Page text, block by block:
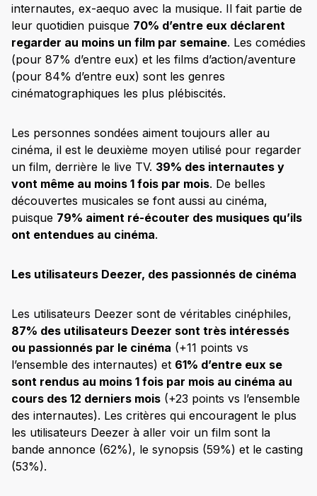
internautes, ex-aequo avec la musique. Il fait partie de
leur quotidien puisque 70% d’entre eux déclarent
regarder au moins un film par semaine. Les comédies
(pour 87% d’entre eux) et les films d’action/aventure
(pour 84% d’entre eux) sont les genres
cinématographiques les plus plébiscités.
Les personnes sondées aiment toujours aller au
cinéma, il est le deuxième moyen utilisé pour regarder
un film, derrière le live TV. 39% des internautes y
vont même au moins 1 fois par mois. De belles
découvertes musicales se font aussi au cinéma,
puisque 79% aiment ré-écouter des musiques qu’ils
ont entendues au cinéma.
Les utilisateurs Deezer, des passionnés de cinéma
Les utilisateurs Deezer sont de véritables cinéphiles,
87% des utilisateurs Deezer sont très intéressés
ou passionnés par le cinéma (+11 points vs
l’ensemble des internautes) et 61% d’entre eux se
sont rendus au moins 1 fois par mois au cinéma au
cours des 12 derniers mois (+23 points vs l’ensemble
des internautes). Les critères qui encouragent le plus
les utilisateurs Deezer à aller voir un film sont la
bande annonce (62%), le synopsis (59%) et le casting
(53%).